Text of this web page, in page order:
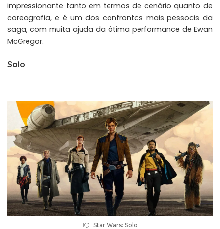
impressionante tanto em termos de cenário quanto de
coreografia, e é um dos confrontos mais pessoais da
saga, com muita ajuda da ótima performance de Ewan
McGregor.
Solo
Star Wars: Solo